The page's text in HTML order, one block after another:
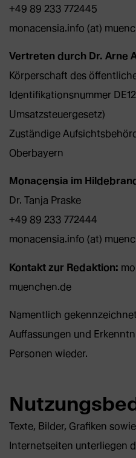
+49 89 233 772445
monacensia.info (at)
Vertreten durch Dr. Arne
Körperschaft des
Identifikationsnummer
Umsatzsteuergesetz)
Zuständige
Oberbayern
Monacensia im
Dr. Tanja Praske
+49 89 233 772444
monacensia.info (at)
Kontakt zur Redaktion:
muenchen.de
Namentlich
Auffassungen und
Personen wieder.
Texte, Bilder, Grafiken
Internetseiten unterliegen